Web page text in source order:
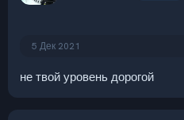
5 Дек 2021
не твой уровень дорогой